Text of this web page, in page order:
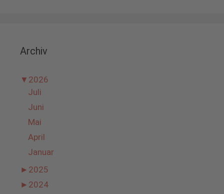
Archiv
▼ 2026
Juli
Juni
Mai
April
Januar
► 2025
► 2024